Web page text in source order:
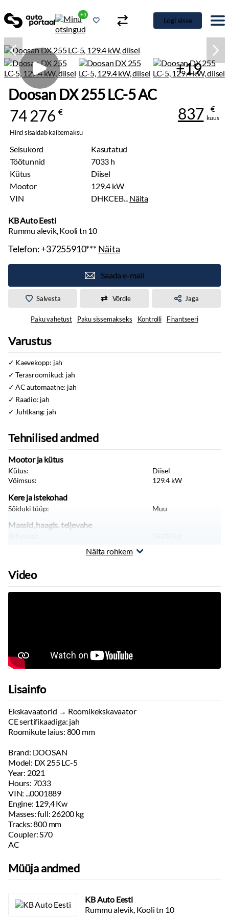
+3
Logi sisse
+19
Doosan DX 255 LC-5 AC
74 276 € 837 €
kuus
Hind sisaldab käibemaksu
Seisukord
Kasutatud
Töötunnid
7033 h
Kütus
Diisel
Mootor
129.4 kW
VIN
DHKCEB... Näita
KB Auto Eesti
Rummu alevik, Kooli tn 10
Telefon:+37255910***Näita
Saada e-mail
Salvesta Võrdle Jaga
Paku vahetust Paku sissemakseks Kontrolli Finantseeri
Varustus
Kaevekopp: jah
Terasroomikud: jah
AC automaatne: jah
Raadio: jah
Juhtkang: jah
Tehnilised andmed
Mootor ja kütus
Kütus:
Diisel
Võimsus:
129.4 kW
Kere ja istekohad
Sõiduki tüüp: Muu
Massid, haagis, teljevahe
Näita rohkem
Video
Lisainfo
Ekskavaatorid → Roomikekskavaator
CE sertifikaadiga: jah
Roomikute laius: 800 mm
Brand: DOOSAN
Model: DX 255 LC-5
Year: 2021
Hours: 7033
VIN: ...0001889
Engine: 129,4 Kw
Masses: full: 26200 kg
Tracks: 800 mm
Coupler: S70
AC
Müüja andmed
KB Auto Eesti
Rummu alevik, Kooli tn 10